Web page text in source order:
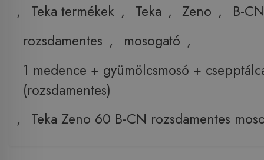
,
Teka termékek , Teka , Zeno ,
B-
rozsdamentes , mosogató ,
1 medence + gyümölcsmosó +
(rozsdamentes)
,
Teka Zeno 60 B-CN rozsdamentes